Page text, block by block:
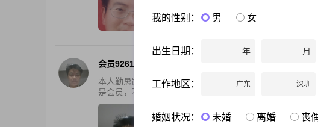
会员92610941
本人勤恳踏实，心地善良，很有孝心，有过一次失败的婚
是会员，不能回复信息 有缘自然相见。
我的性别： 男 女
出生日期： 年 月
工作地区： 广东 深圳
婚姻状况： 未婚 离婚 丧